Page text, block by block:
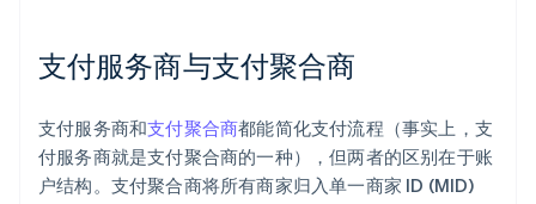
支付服务商与支付聚合商
支付服务商和支付聚合商都能简化支付流程（事实上，支
付服务商就是支付聚合商的一种），但两者的区别在于账
户结构。支付聚合商将所有商家归入单一商家 ID (MID)